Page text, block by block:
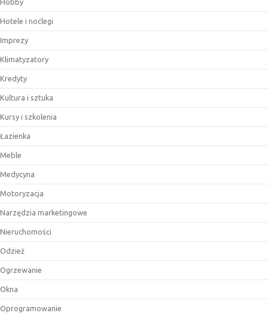
Hobby
Hotele i noclegi
Imprezy
Klimatyzatory
Kredyty
Kultura i sztuka
Kursy i szkolenia
Łazienka
Meble
Medycyna
Motoryzacja
Narzędzia marketingowe
Nieruchomości
Odzież
Ogrzewanie
Okna
Oprogramowanie